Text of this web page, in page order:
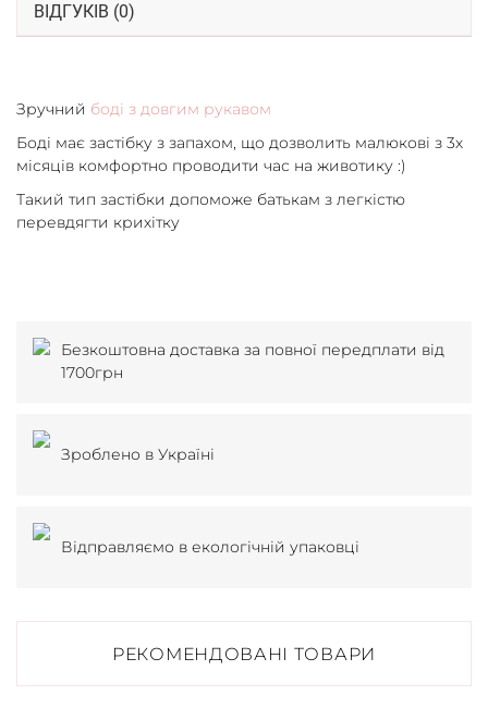
ВІДГУКІВ (0)
Зручний боді з довгим рукавом
Боді має застібку з запахом, що дозволить малюкові з 3х
місяців комфортно проводити час на животику :)
Такий тип застібки допоможе батькам з легкістю
перевдягти крихітку
Безкоштовна доставка за повної передплати від
1700грн
Зроблено в Україні
Відправляємо в екологічній упаковці
РЕКОМЕНДОВАНІ ТОВАРИ